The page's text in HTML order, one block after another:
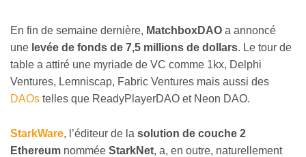
En fin de semaine dernière, MatchboxDAO a annoncé
une levée de fonds de 7,5 millions de dollars. Le tour de
table a attiré une myriade de VC comme 1kx, Delphi
Ventures, Lemniscap, Fabric Ventures mais aussi des
DAOs telles que ReadyPlayerDAO et Neon DAO.
StarkWare, l’éditeur de la solution de couche 2
Ethereum nommée StarkNet, a, en outre, naturellement